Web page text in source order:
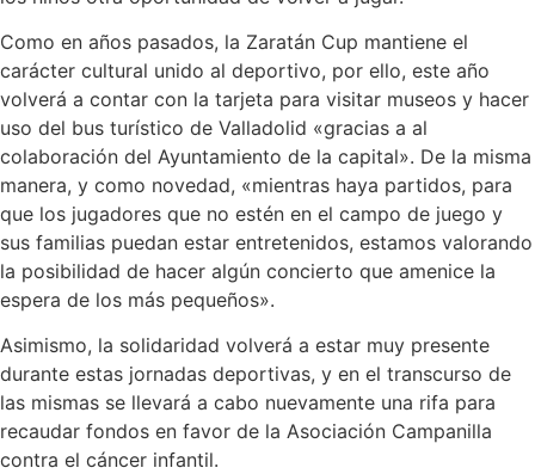
Como en años pasados, la Zaratán Cup mantiene el
carácter cultural unido al deportivo, por ello, este año
volverá a contar con la tarjeta para visitar museos y hacer
uso del bus turístico de Valladolid «gracias a al
colaboración del Ayuntamiento de la capital». De la misma
manera, y como novedad, «mientras haya partidos, para
que los jugadores que no estén en el campo de juego y
sus familias puedan estar entretenidos, estamos valorando
la posibilidad de hacer algún concierto que amenice la
espera de los más pequeños».
Asimismo, la solidaridad volverá a estar muy presente
durante estas jornadas deportivas, y en el transcurso de
las mismas se llevará a cabo nuevamente una rifa para
recaudar fondos en favor de la Asociación Campanilla
contra el cáncer infantil.